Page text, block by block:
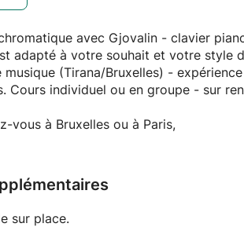
avec Gjovalin - clavier
adapté à votre souhait et votre style
(Tirana/Bruxelles) -
Cours individuel ou en groupe - sur
vous à Bruxelles ou à Paris,
sur place.